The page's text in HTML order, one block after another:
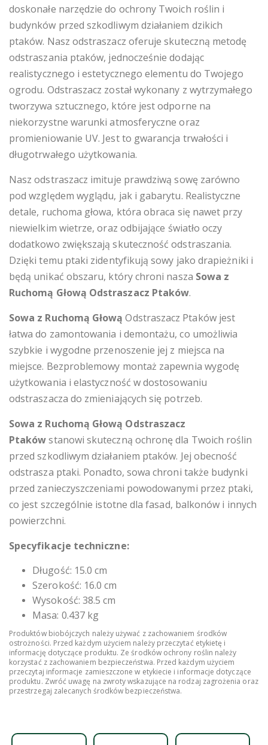
doskonałe narzędzie do ochrony Twoich roślin i
budynków przed szkodliwym działaniem dzikich
ptaków. Nasz odstraszacz oferuje skuteczną metodę
odstraszania ptaków, jednocześnie dodając
realistycznego i estetycznego elementu do Twojego
ogrodu. Odstraszacz został wykonany z wytrzymałego
tworzywa sztucznego, które jest odporne na
niekorzystne warunki atmosferyczne oraz
promieniowanie UV. Jest to gwarancja trwałości i
długotrwałego użytkowania.
Nasz odstraszacz imituje prawdziwą sowę zarówno
pod względem wyglądu, jak i gabarytu. Realistyczne
detale, ruchoma głowa, która obraca się nawet przy
niewielkim wietrze, oraz odbijające światło oczy
dodatkowo zwiększają skuteczność odstraszania.
Dzięki temu ptaki zidentyfikują sowy jako drapieżniki i
będą unikać obszaru, który chroni nasza Sowa z
Ruchomą Głową Odstraszacz Ptaków.
Sowa z Ruchomą GłowąOdstraszacz Ptaków jest
łatwa do zamontowania i demontażu, co umożliwia
szybkie i wygodne przenoszenie jej z miejsca na
miejsce. Bezproblemowy montaż zapewnia wygodę
użytkowania i elastyczność w dostosowaniu
odstraszacza do zmieniających się potrzeb.
Sowa z Ruchomą Głową Odstraszacz
Ptakówstanowi skuteczną ochronę dla Twoich roślin
przed szkodliwym działaniem ptaków. Jej obecność
odstrasza ptaki. Ponadto, sowa chroni także budynki
przed zanieczyszczeniami powodowanymi przez ptaki,
co jest szczególnie istotne dla fasad, balkonów i innych
powierzchni.
Specyfikacje techniczne:
Długość: 15.0 cm
Szerokość: 16.0 cm
Wysokość: 38.5 cm
Masa: 0.437 kg
Produktów biobójczych należy używać z zachowaniem środków
ostrożności. Przed każdym użyciem należy przeczytać etykietę i
informację dotyczące produktu. Ze środków ochrony roślin należy
korzystać z zachowaniem bezpieczeństwa. Przed każdym użyciem
przeczytaj informacje zamieszczone w etykiecie i informacje dotyczące
produktu. Zwróć uwagę na zwroty wskazujące na rodzaj zagrożenia oraz
przestrzegaj zalecanych środków bezpieczeństwa.